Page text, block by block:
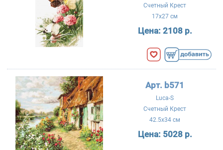
Счетный Крест
17x27 см
Цена: 2108 р.
Арт. b571
Luca-S
Счетный Крест
42.5x34 см
Цена: 5028 р.